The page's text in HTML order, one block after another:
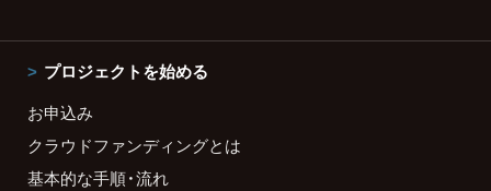
プロジェクトを始める
お申込み
クラウドファンディングとは
基本的な手順・流れ